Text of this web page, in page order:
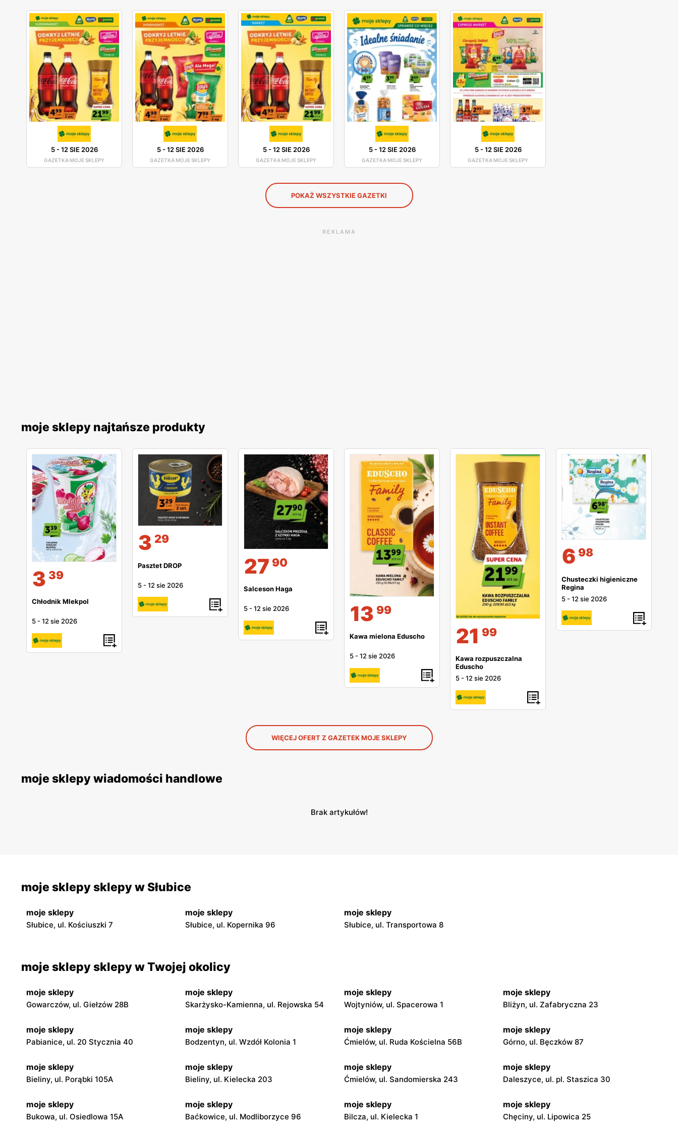
5-12 SIE 2026
GAZETKA MOJE SKLEPY
5-12 SIE 2026
GAZETKA MOJE SKLEPY
5-12 SIE 2026
GAZETKA MOJE SKLEPY
5-12 SIE 2026
GAZETKA MOJE SKLEPY
5-12 SIE 2026
GAZETKA MOJE SKLEPY
POKAŻ WSZYSTKIE GAZETKI
REKLAMA
moje sklepy najtańsze produkty
3 39
Chłodnik Mlekpol
5 -12 sie 2026
3 29
Pasztet DROP
5 -12 sie 2026
27 90
Salceson Haga
5 -12 sie 2026 13 99
Kawa mielona Eduscho
5 -12 sie 2026
21 99
Kawa rozpuszczalna
Eduscho
5 -12 sie 2026
6 98
Chusteczki higieniczne
Regina
5 -12 sie 2026
WIĘCEJ OFERT Z GAZETEK MOJE SKLEPY
moje sklepy wiadomości handlowe
Brak artykułów!
moje sklepy sklepy w Słubice
moje sklepy
Słubice, ul. Kościuszki 7
moje sklepy
Słubice, ul. Kopernika 96
moje sklepy
Słubice, ul. Transportowa 8
moje sklepy sklepy w Twojej okolicy
moje sklepy
Gowarczów, ul. Giełzów 28B
moje sklepy
Skarżysko-Kamienna, ul. Rejowska 54
moje sklepy
Wojtyniów, ul. Spacerowa 1
moje sklepy
Bliżyn, ul. Zafabryczna 23
moje sklepy
Pabianice, ul. 20 Stycznia 40
moje sklepy
Bodzentyn, ul. Wzdół Kolonia 1
moje sklepy
Ćmielów, ul. Ruda Kościelna 56B
moje sklepy
Górno, ul. Bęczków 87
moje sklepy
Bieliny, ul. Porąbki 105A
moje sklepy
Bieliny, ul. Kielecka 203
moje sklepy
Ćmielów, ul. Sandomierska 243
moje sklepy
Daleszyce, ul. pl. Staszica 30
moje sklepy
Bukowa, ul. Osiedlowa 15A
moje sklepy
Baćkowice, ul. Modliborzyce 96
moje sklepy
Bilcza, ul. Kielecka 1
moje sklepy
Chęciny, ul. Lipowica 25